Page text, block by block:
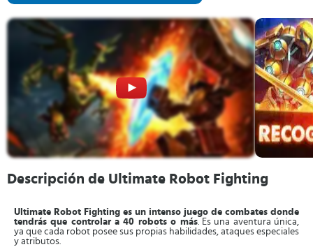
Descripción de Ultimate Robot Fighting
Ultimate Robot Fighting es un intenso juego de combates donde
tendrás que controlar a 40 robots o más. Es una aventura única,
ya que cada robot posee sus propias habilidades, ataques especiales
y atributos.